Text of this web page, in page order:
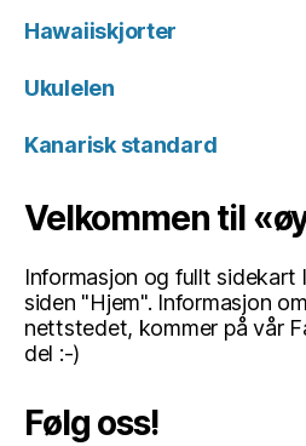
Hawaiiskjorter
Ukulelen
Kanarisk standard
Velkommen til
Informasjon og fullt sidekart
siden "Hjem". Informasjon
nettstedet, kommer på vår
del :-)
Følg oss!